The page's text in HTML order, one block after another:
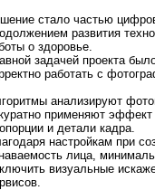
стало частью
развития
о здоровье.
задачей проекта
работать с
анализируют
применяют эффект
и детали кадра.
настройкам при
лица,
визуальные